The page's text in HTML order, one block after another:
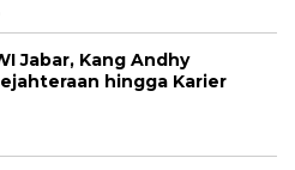
Jabar, Kang Andhy
hingga Karier